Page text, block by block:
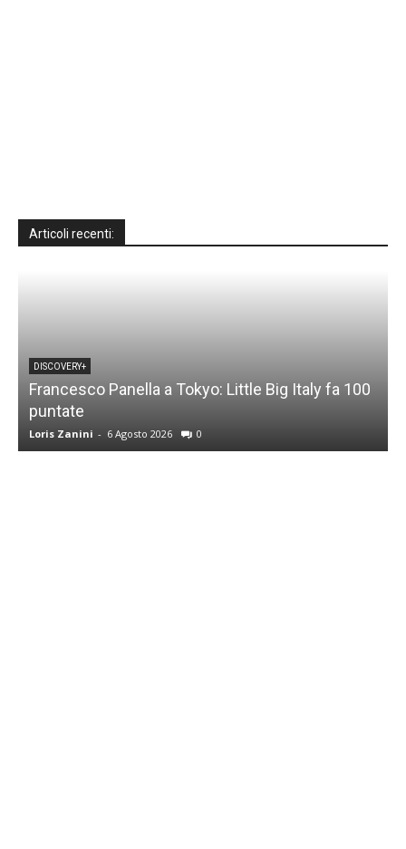
Articoli recenti:
DISCOVERY+
Francesco Panella a Tokyo: Little Big Italy fa 100
puntate
Loris Zanini - 6 Agosto 2026 0